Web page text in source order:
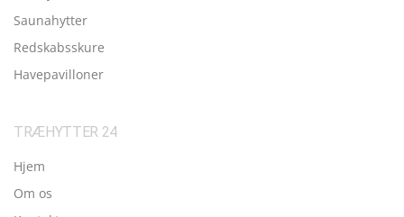
Saunahytter
Redskabsskure
Havepavilloner
TRÆHYTTER 24
Hjem
Om os